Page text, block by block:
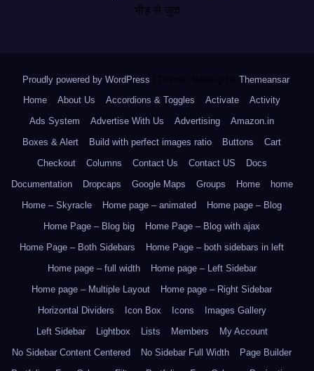
भीड़ से जुदा
Proudly powered by WordPress Theme: Newsup by Themeansar.
Home
About Us Accordions & Toggles Activate
Activity
Ads System
Advertise With Us Advertising
Amazon.in
Boxes & Alert
Build with perfect images ratio Buttons
Cart
Checkout
Columns Contact Us Contact US
Docs
Documentation
Dropcaps Google Maps Groups Home
home
Home – Skyracle
Home page – animated
Home page – Blog
Home Page – Blog big
Home Page – Blog with ajax
Home Page – Both Sidebars
Home Page – both sidebars in left
Home page – full width
Home page – Left Sidebar
Home page – Multiple Layout
Home page – Right Sidebar
Horizontal Dividers
Icon Box Icons
Images Gallery
Left Sidebar
Lightbox Lists Members
My Account
No Sidebar Content Centered
No Sidebar Full Width
Page Builder